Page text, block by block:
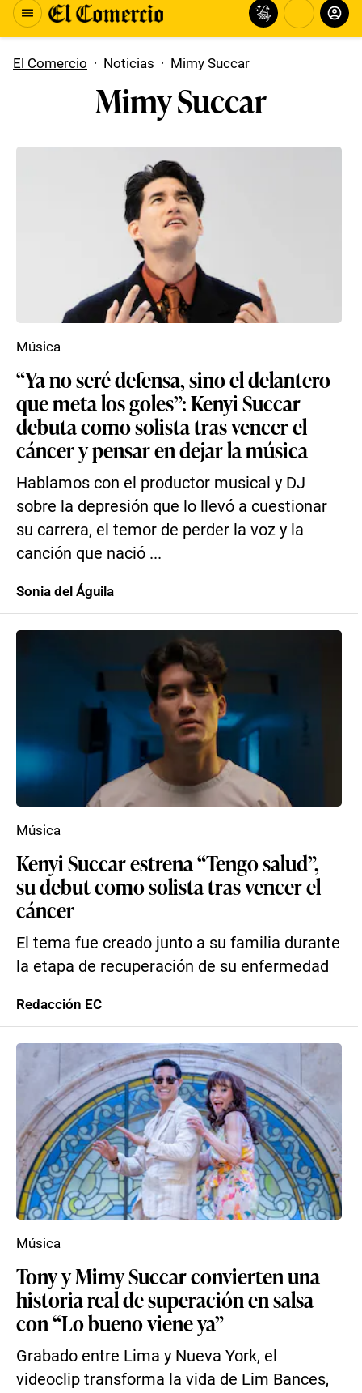
El Comercio · Noticias · Mimy Succar
Mimy Succar
“Ya no seré defensa, sino el delantero
que meta los goles”: Kenyi Succar
debuta como solista tras vencer el
cáncer y pensar en dejar la música
Hablamos con el productor musical y DJ
sobre la depresión que lo llevó a cuestionar
su carrera, el temor de perder la voz y la
canción que nació ...
Música
Sonia del Águila
Kenyi Succar estrena “Tengo salud”,
su debut como solista tras vencer el
cáncer
El tema fue creado junto a su familia durante
la etapa de recuperación de su enfermedad
Música
Redacción EC
Tony y Mimy Succar convierten una
historia real de superación en salsa
con “Lo bueno viene ya”
Grabado entre Lima y Nueva York, el
videoclip transforma la vida de Lim Bances,
Música